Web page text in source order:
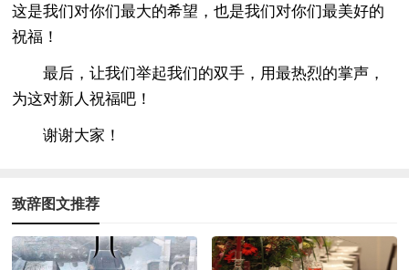
这是我们对你们最大的希望，也是我们对你们最美好的
祝福！
最后，让我们举起我们的双手，用最热烈的掌声，
为这对新人祝福吧！
谢谢大家！
致辞图文推荐